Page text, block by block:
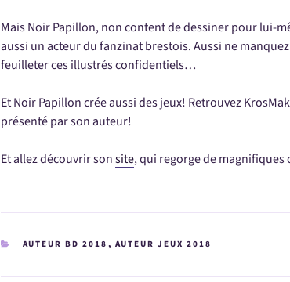
Mais Noir Papillon, non content de dessiner pour lui-
aussi un acteur du fanzinat brestois. Aussi ne
feuilleter ces illustrés confidentiels…
Et Noir Papillon crée aussi des jeux! Retrouvez
présenté par son auteur!
Et allez découvrir sonsite, qui regorge de
CATÉGORIES
AUTEUR BD 2018 , AUTEUR JEUX 2018